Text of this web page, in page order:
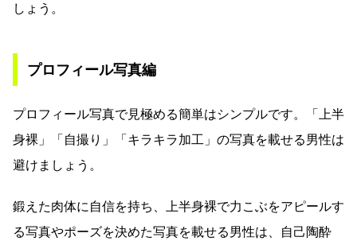
しょう。
プロフィール写真編
プロフィール写真で見極める簡単はシンプルです。「上半
身裸」「自撮り」「キラキラ加工」の写真を載せる男性は
避けましょう。
鍛えた肉体に自信を持ち、上半身裸で力こぶをアピールす
る写真やポーズを決めた写真を載せる男性は、自己陶酔